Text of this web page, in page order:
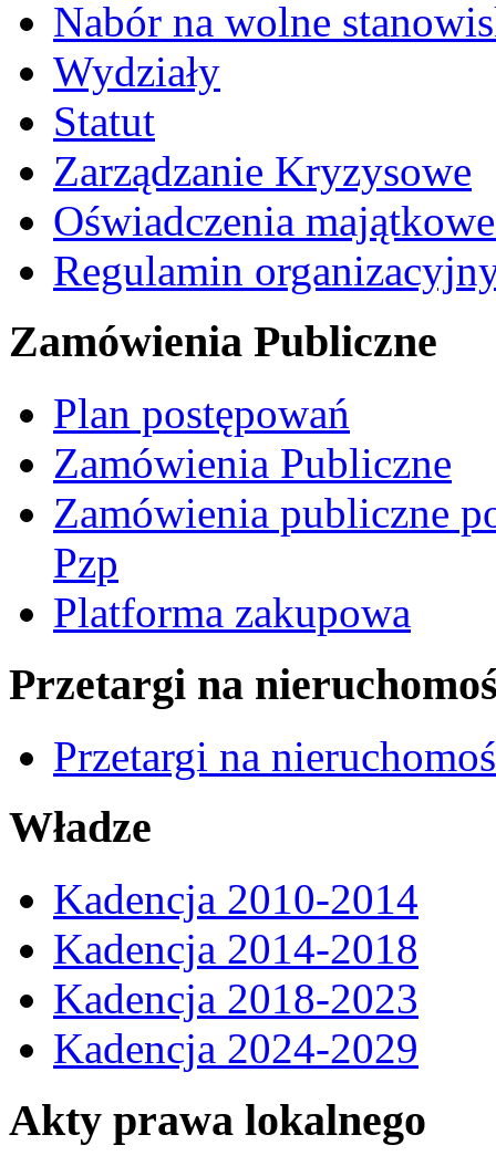
Nabór na wolne
Wydziały
Statut
Zarządzanie Kryzysowe
Oświadczenia
Regulamin
Zamówienia Publiczne
Plan postępowań
Zamówienia Publiczne
Zamówienia publiczne
Pzp
Platforma zakupowa
Przetargi na
Przetargi na
Władze
Kadencja 2010-2014
Kadencja 2014-2018
Kadencja 2018-2023
Kadencja 2024-2029
Akty prawa lokalnego